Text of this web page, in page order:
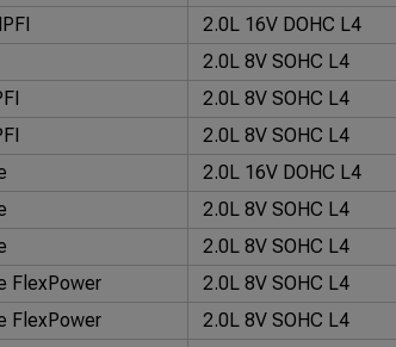
2.0L 16V DOHC L4
2.0L 8V SOHC L4
2.0L 8V SOHC L4
2.0L 8V SOHC L4
2.0L 16V DOHC L4
2.0L 8V SOHC L4
2.0L 8V SOHC L4
FlexPower 2.0L 8V SOHC L4
FlexPower 2.0L 8V SOHC L4